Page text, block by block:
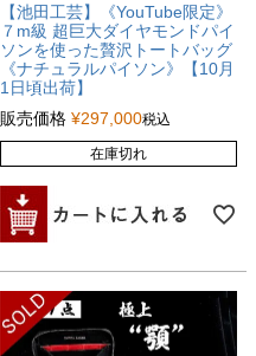
【池田工芸】《YouTube限定》
７m級 超巨大ダイヤモンドパイ
ソンを使った贅沢トートバッグ
《ナチュラルパイソン》【10月
1日頃出荷】
販売価格 ¥297,000税込
在庫切れ